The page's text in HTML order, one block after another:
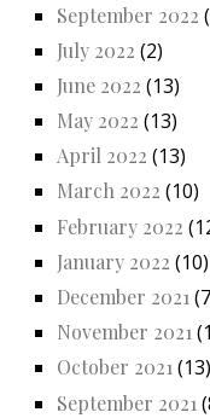
September 2022
July 2022 (2)
June 2022 (13)
May 2022 (13)
April 2022 (13)
March 2022 (10)
February 2022
January 2022 (10)
December 2021
November 2021
October 2021(13)
September 2021